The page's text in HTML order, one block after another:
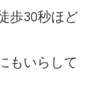
歩30秒ほど
もいらして